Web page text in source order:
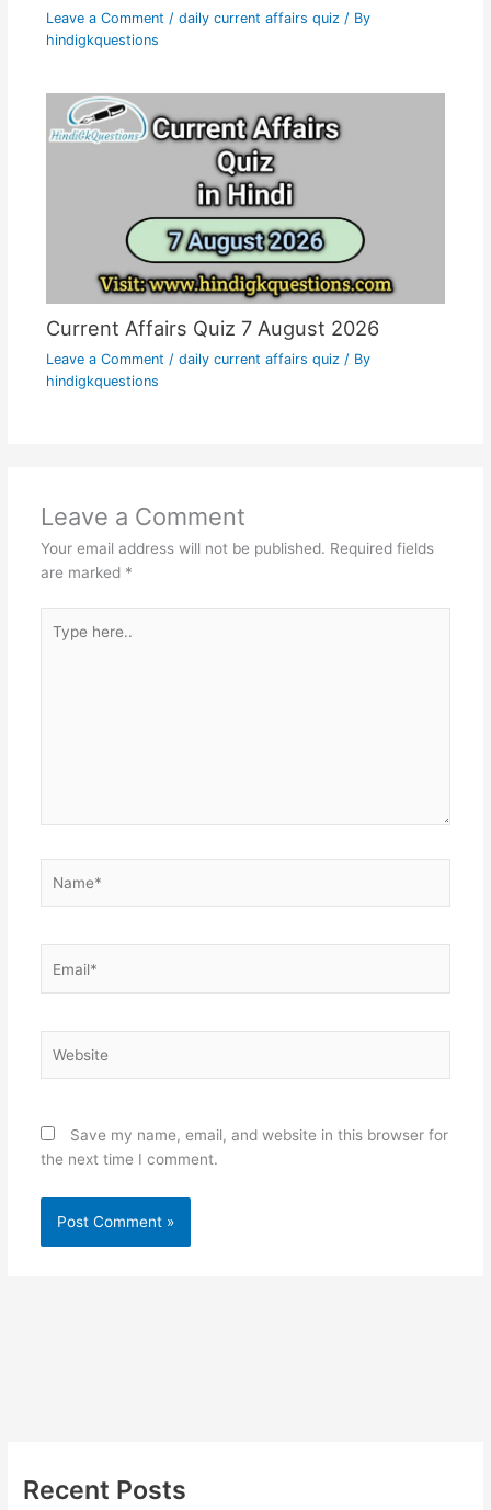
Leave a Comment / daily current affairs quiz / By
hindigkquestions
Current Affairs Quiz 7 August 2026
Leave a Comment / daily current affairs quiz / By
hindigkquestions
Leave a Comment
Your email address will not be published. Required fields
are marked *
here..
Save my name, email, and website in this browser for
the next time I comment.
Recent Posts